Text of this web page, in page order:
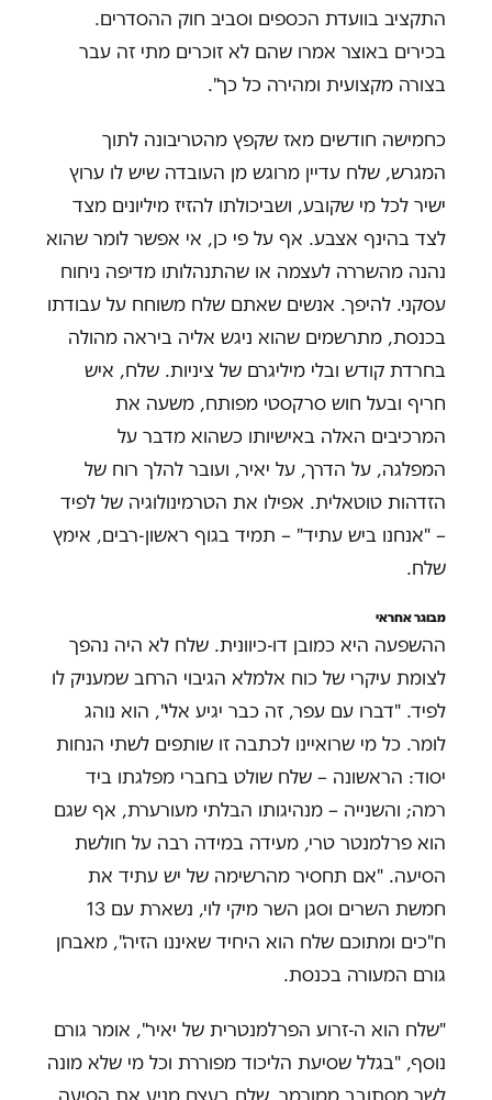
התקציב בוועדת הכספים וסביב חוק ההסדרים.
בכירים באוצר אמרו שהם לא זוכרים מתי זה עבר
בצורה מקצועית ומהירה כל כך".
כחמישה חודשים מאז שקפץ מהטריבונה לתוך
המגרש, שלח עדיין מרוגש מן העובדה שיש לו ערוץ
ישיר לכל מי שקובע, ושביכולתו להזיז מיליונים מצד
לצד בהינף אצבע. אף על פי כן, אי אפשר לומר שהוא
נהנה מהשררה לעצמה או שהתנהלותו מדיפה ניחוח
עסקני. להיפך. אנשים שאתם שלח משוחח על עבודתו
בכנסת, מתרשמים שהוא ניגש אליה ביראה מהולה
בחרדת קודש ובלי מיליגרם של ציניות. שלח, איש
חריף ובעל חוש סרקסטי מפותח, משעה את
המרכיבים האלה באישיותו כשהוא מדבר על
המפלגה, על הדרך, על יאיר, ועובר להלך רוח של
הזדהות טוטאלית. אפילו את הטרמינולוגיה של לפיד
– "אנחנו ביש עתיד" – תמיד בגוף ראשון-רבים, אימץ
שלח.
מבוגר אחראי
ההשפעה היא כמובן דו-כיוונית. שלח לא היה נהפך
לצומת עיקרי של כוח אלמלא הגיבוי הרחב שמעניק לו
לפיד. "דברו עם עפר, זה כבר יגיע אלי", הוא נוהג
לומר. כל מי שרואיינו לכתבה זו שותפים לשתי הנחות
יסוד: הראשונה – שלח שולט בחברי מפלגתו ביד
רמה; והשנייה – מנהיגותו הבלתי מעורערת, אף שגם
הוא פרלמנטר טרי, מעידה במידה רבה על חולשת
הסיעה. "אם תחסיר מהרשימה של יש עתיד את
חמשת השרים וסגן השר מיקי לוי, נשארת עם 13
ח"כים ומתוכם שלח הוא היחיד שאיננו הזיה", מאבחן
גורם המעורה בכנסת.
"שלח הוא ה-זרוע הפרלמנטרית של יאיר", אומר גורם
נוסף, "בגלל שסיעת הליכוד מפוררת וכל מי שלא מונה